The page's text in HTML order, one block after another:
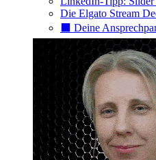
Die Elgato Stream
⬛️ Deine